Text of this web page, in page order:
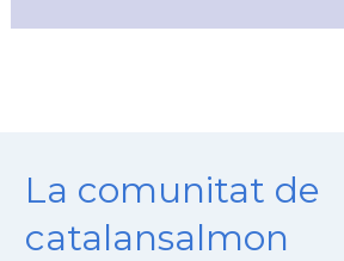
La comunitat de
catalansalmon